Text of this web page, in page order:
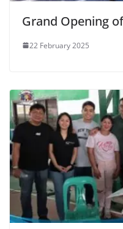
Grand Opening
22 February 2025